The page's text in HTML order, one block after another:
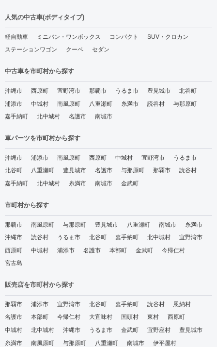
人気の中古車(ボディタイプ)
軽自動車 ミニバン・ワンボックス コンパクト
SUV・クロカン
ステーションワゴン
クーペ セダン
中古車を市町村から探す
沖縄市 西原町 宜野湾市 那覇市 うるま市 豊見城市
北谷町
浦添市
中城村 南風原町 八重瀬町 糸満市 読谷村
与那原町
嘉手納町
北中城村 名護市 南城市
車パーツを市町村から探す
沖縄市 浦添市 南風原町 西原町 中城村 宜野湾市
うるま市
北谷町
八重瀬町 豊見城市 名護市 与那原町 那覇市
読谷村
嘉手納町
北中城村 糸満市 南城市 金武町
市町村から探す
那覇市 南風原町 与那原町 豊見城市 八重瀬町 南城市
糸満市
沖縄市
読谷村 うるま市 北谷町 嘉手納町 北中城村
宜野湾市
西原町
中城村 浦添市 名護市 本部町 金武町
今帰仁村
宮古島
販売店を市町村から探す
那覇市 浦添市 宜野湾市 北谷町 嘉手納町 読谷村
恩納村
名護市
本部町 今帰仁村 大宜味村 国頭村 東村
西原町
中城村
北中城村 沖縄市 うるま市 金武町 宜野座村
豊見城市
糸満市
南風原町 与那原町 八重瀬町 南城市
伊平屋村